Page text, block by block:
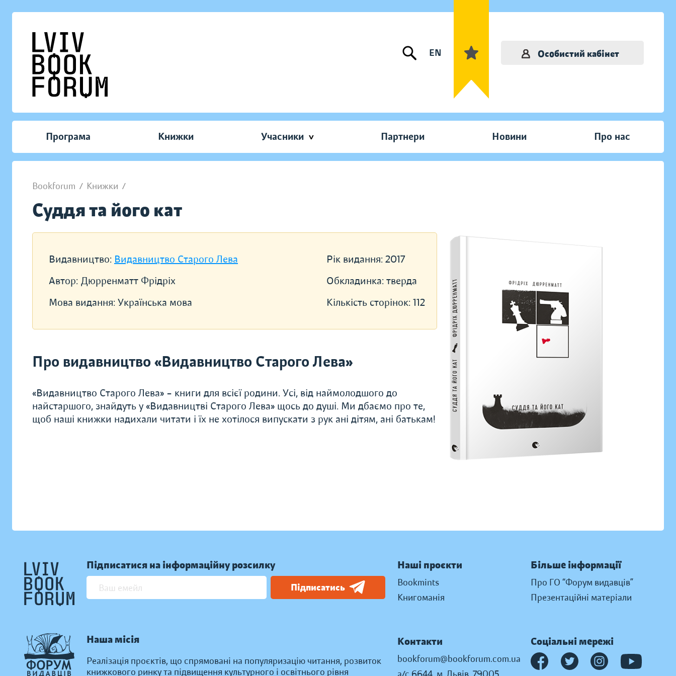
EN Особистий кабінет
Програма Книжки Учасники Партнери Новини Про нас
Bookforum / Книжки /
Суддя та його кат
Видавництво: Видавництво Старого Лева
Автор: Дюрренматт Фрідріх
Мова видання: Українська мова
Рік видання: 2017
Обкладинка: тверда
Кількість сторінок: 112
Про видавництво «Видавництво Старого Лева»
«Видавництво Старого Лева» – книги для всієї родини. Усі, від наймолодшого до
найстаршого, знайдуть у «Видавництві Старого Лева» щось до душі. Ми дбаємо про те,
щоб наші книжки надихали читати і їх не хотілося випускати з рук ані дітям, ані батькам!
Підписатися на інформаційну розсилку
Підписатись
Наша місія
Реалізація проєктів, що спрямовані на популяризацію читання, розвиток
книжкового ринку та підвищення культурного і освітнього рівня
Наші проєкти
Bookmints
Книгоманія
Більше інформації
Про ГО “Форум видавців”
Презентаційні матеріали
Контакти
bookforum@bookforum.com.ua
Соціальні мережі